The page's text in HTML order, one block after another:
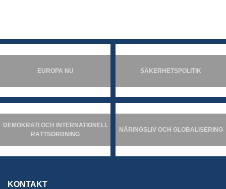
EUROPA NU SÄKERHETSPOLITIK
DEMOKRATI OCH INTERNATIONELL
RÄTTSORDNING
NÄRINGSLIV OCH GLOBALISERING
KONTAKT